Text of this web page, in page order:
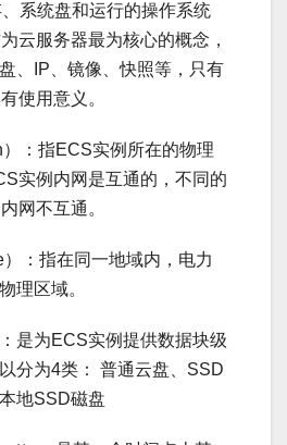
系统盘和运行的操作系统
云服务器最为核心的概念，
、IP、镜像、快照等，只有
使用意义。
：指ECS实例所在的物理
实例内网是互通的，不同的
网不互通。
：指在同一地域内，电力
理区域。
是为ECS实例提供数据块级
分为4类： 普通云盘、SSD
地SSD磁盘